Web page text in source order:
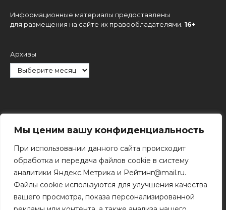
Мы ценим вашу конфиденциальность
При использовании данного сайта происходит
обработка и передача файлов cookie в систему
аналитики Яндекс.Метрика и Рейтинг@mail.ru.
Файлы cookie используются для улучшения качества
вашего просмотра, показа персонализированной
Информационные материалы предоставлены
для размещения на сайте их правообладателями. 16+
Архивы
Поиск